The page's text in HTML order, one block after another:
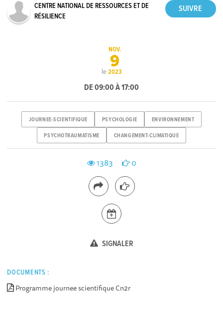
CENTRE NATIONAL DE RESSOURCES ET DE
RÉSILIENCE
le
NOV.
9
2023
DE 09:00 À 17:00
JOURNEE-SCIENTIFIQUE PSYCHOLOGIE ENVIRONNEMENT
PSYCHOTRAUMATISME CHANGEMENT-CLIMATIQUE
1383 0
SIGNALER
DOCUMENTS :
Programme journee scientifique Cn2r